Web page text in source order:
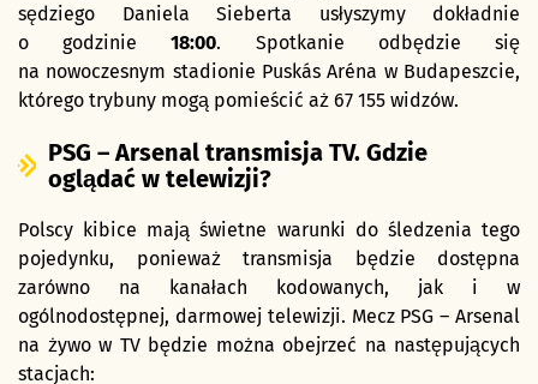
sędziego Daniela Sieberta usłyszymy dokładnie
o godzinie18:00. Spotkanie odbędzie się
na nowoczesnym stadionie Puskás Aréna w Budapeszcie,
którego trybuny mogą pomieścić aż 67 155 widzów.
PSG – Arsenal transmisja TV. Gdzie
oglądać w telewizji?
Polscy kibice mają świetne warunki do śledzenia tego
pojedynku, ponieważ transmisja będzie dostępna
zarówno na kanałach kodowanych, jak i w
ogólnodostępnej, darmowej telewizji. Mecz PSG – Arsenal
na żywo w TV będzie można obejrzeć na następujących
stacjach: